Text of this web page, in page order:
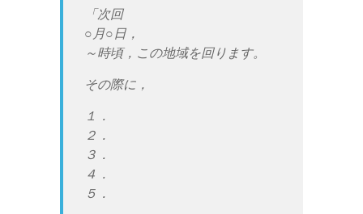
「次回
○月○日，
～時頃，この地域を回ります。
その際に，
１．
２．
３．
４．
５．